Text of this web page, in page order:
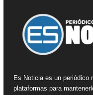
Es Noticia es un periódico
plataformas para